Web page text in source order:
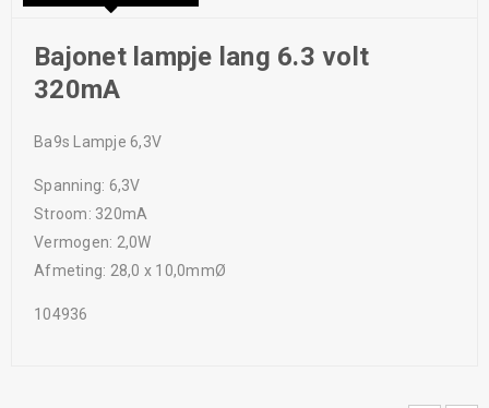
Bajonet lampje lang 6.3 volt
320mA
Ba9s Lampje 6,3V
Spanning: 6,3V
Stroom: 320mA
Vermogen: 2,0W
Afmeting: 28,0 x 10,0mmØ
104936